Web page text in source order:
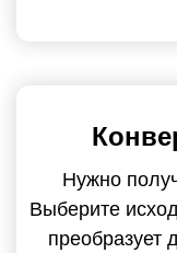
Нужно
Выберите
преобразует